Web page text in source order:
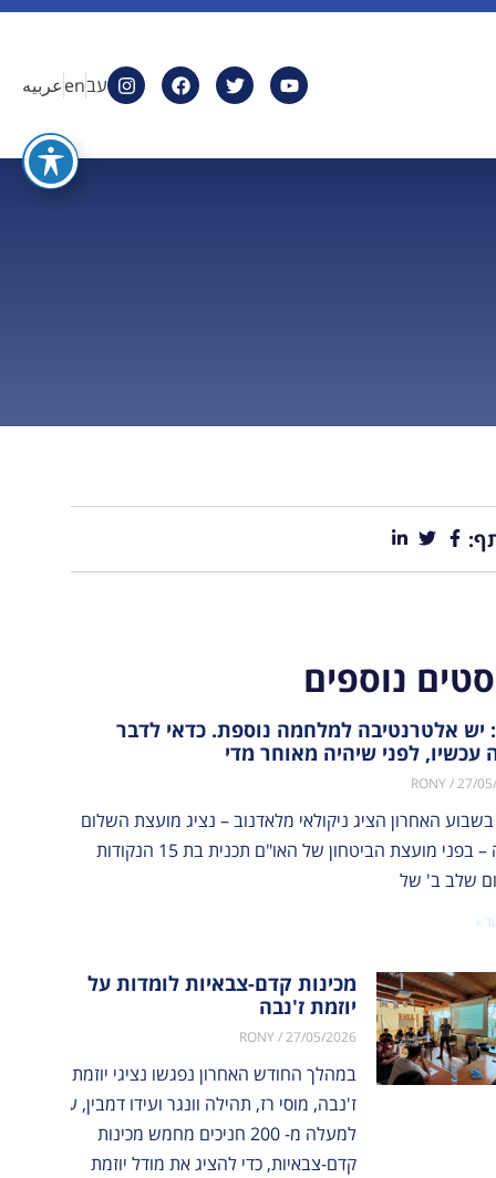
עבenعربيه
נוספים
יש אלטרנטיבה למלחמה נוספת. כדאי לדבר
עכשיו, לפני שיהיה מאוחר מדי
RONY 27/
האחרון הציג ניקולאי מלאדנוב – נציג מועצת השלום
לעזה – בפני מועצת הביטחון של האו"ם תכנית בת 15 הנקודות
שלב ב' של
»
מכינות קדם-צבאיות לומדות על
יוזמת ז'נבה
RONY 27/05/2026
במהלך החודש האחרון נפגשו נציגי יוזמת
ז'נבה, מוסי רז, תהילה וונגר ועידו דמבין, עם
למעלה מ- 200 חניכים מחמש מכינות
קדם-צבאיות, כדי להציג את מודל יוזמת